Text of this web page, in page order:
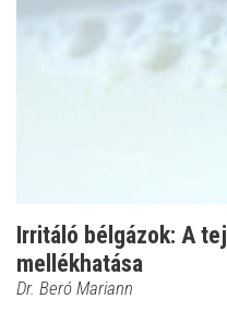
Irritáló bélgázok: A
mellékhatása
Dr. Beró Mariann